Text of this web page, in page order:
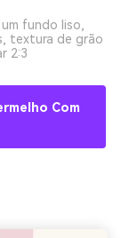
fundo liso,
textura de grão
2:3
Com